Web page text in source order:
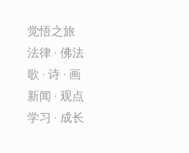
觉悟之旅
法律 · 佛法
歌 · 诗 · 画
新闻 · 观点
学习 · 成长